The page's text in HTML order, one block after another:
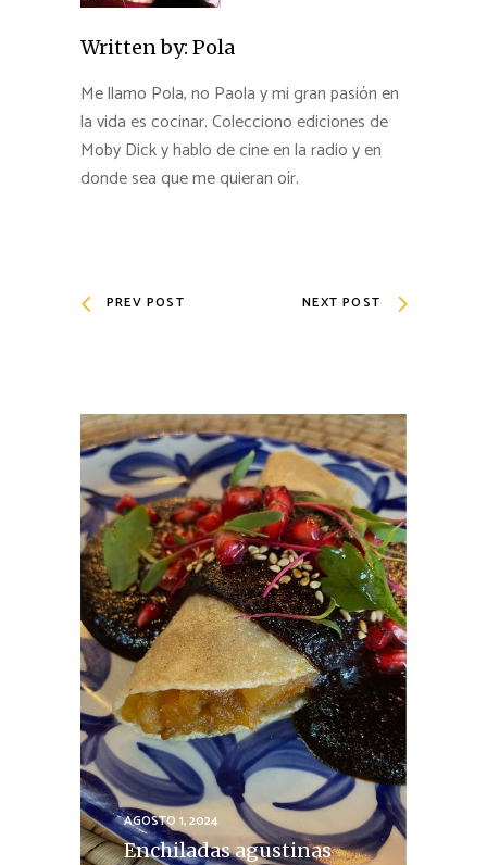
Written by: Pola
Me llamo Pola, no Paola y mi gran pasión en
la vida es cocinar. Colecciono ediciones de
Moby Dick y hablo de cine en la radio y en
donde sea que me quieran oír.
PREV POST NEXT POST
AGOSTO 1, 2024
Enchiladas agustinas